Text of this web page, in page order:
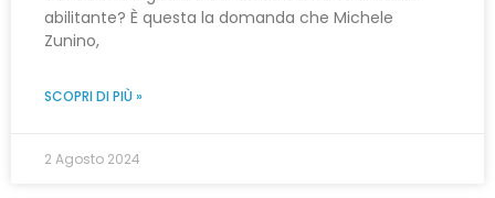
abilitante? È questa la domanda che Michele
Zunino,
SCOPRI DI PIÙ »
2 Agosto 2024